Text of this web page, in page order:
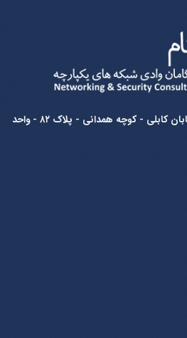
آدرس:تهران - سید خندان - خیابان کابلی - کوچه همدانی - پلاک ۸۲ - واحد